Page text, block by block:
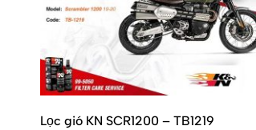
Lọc gió KN SCR1200 – TB1219